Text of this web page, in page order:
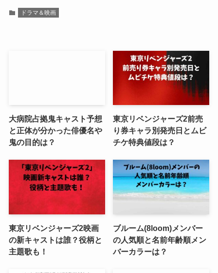
ドラマ＆映画
大病院占拠鬼キャスト予想
と正体が分かった俳優名や
鬼の目的は？
東京リベンジャーズ2前売
り券キャラ別発売日とムビ
チケ特典値段は？
東京リベンジャーズ2映画
の新キャストは誰？役柄と
主題歌も！
ブルーム(8loom)メンバー
の人気順と名前年齢順メン
バーカラーは？